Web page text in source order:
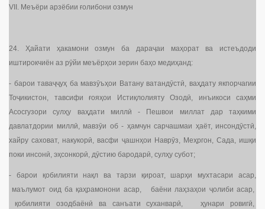
VII. Меъёри арзёбии ғолибони озмун
24. Ҳайати ҳакамони озмун ба дараҷаи маҳорат ва истеъдоди
иштирокчиён аз рӯйи меъёрҳои зерин баҳо медиҳанд:
- барои таваҷҷуҳ ба мавзӯъҳои Ватану ватандӯстӣ, ваҳдату якпорчагии
Тоҷикистон, тавсифи ғояҳои Истиқлолияту Озодӣ, инъикоси саҳми
Асосгузори сулҳу ваҳдати миллӣ - Пешвои миллат дар таҳкими
давлатдории миллӣ, мавзӯи об - ҳамчун сарчашмаи ҳаёт, инсондӯстӣ,
хайру саховат, накукорӣ, васфи ҷашнҳои Наврӯз, Меҳргон, Сада, ишқи
поки инсонӣ, эҳсонкорӣ, дӯстию бародарӣ, сулҳу субот;
- барои қобилияти нақл ва тарзи қироат, шарҳи мухтасари асар,
маълумот оид ба қаҳрамонони асар, баёни лаҳзаҳои ҷолиби асар,
қобилияти озодбаёнӣ ва санъати суханварӣ, ҳунари ровигӣ,